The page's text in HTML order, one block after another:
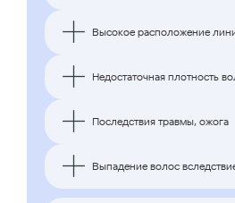
Высокое расположение
Недостаточная плотность
Последствия травмы, ожога
Выпадение волос